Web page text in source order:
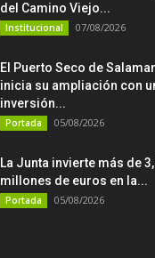
del Camino Viejo...
Institucional 07/08/2026
El Puerto Seco de
inicia su ampliación con
inversión...
Portada 05/08/2026
La Junta invierte más de
millones de euros en la...
Portada 05/08/2026